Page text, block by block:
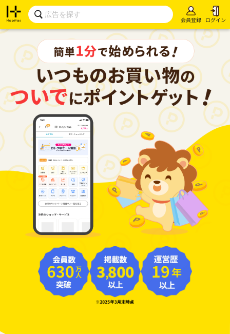
会員登録 ログイン
630万人 19年